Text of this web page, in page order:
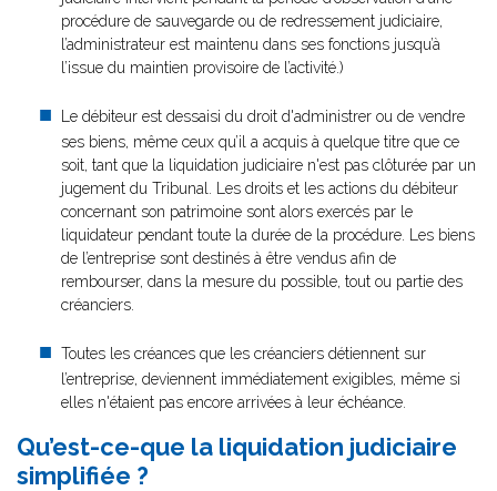
procédure de sauvegarde ou de redressement judiciaire,
l’administrateur est maintenu dans ses fonctions jusqu’à
l’issue du maintien provisoire de l’activité.)
Le débiteur est dessaisi du droit d'administrer ou de vendre
ses biens, même ceux qu’il a acquis à quelque titre que ce
soit, tant que la liquidation judiciaire n'est pas clôturée par un
jugement du Tribunal. Les droits et les actions du débiteur
concernant son patrimoine sont alors exercés par le
liquidateur pendant toute la durée de la procédure. Les biens
de l’entreprise sont destinés à être vendus afin de
rembourser, dans la mesure du possible, tout ou partie des
créanciers.
Toutes les créances que les créanciers détiennent sur
l’entreprise, deviennent immédiatement exigibles, même si
elles n'étaient pas encore arrivées à leur échéance.
Qu’est-ce-que la liquidation judiciaire
simplifiée ?